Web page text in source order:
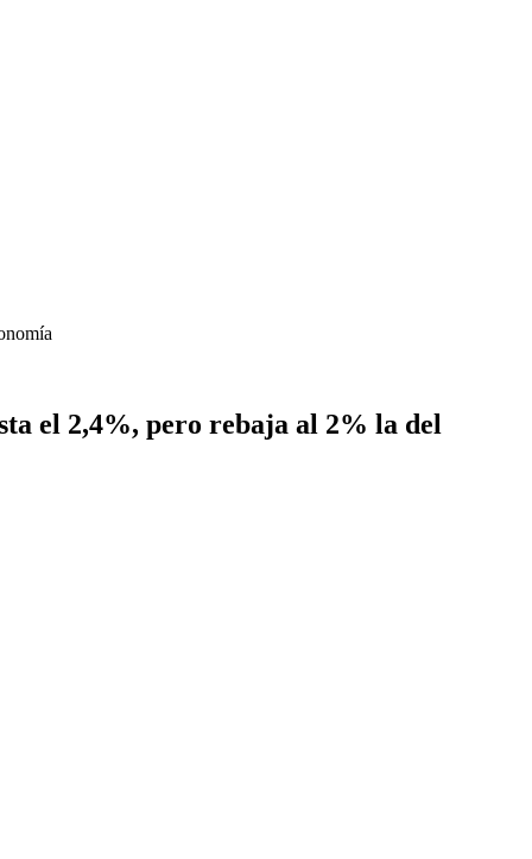
el 2,4%, pero rebaja al 2% la del